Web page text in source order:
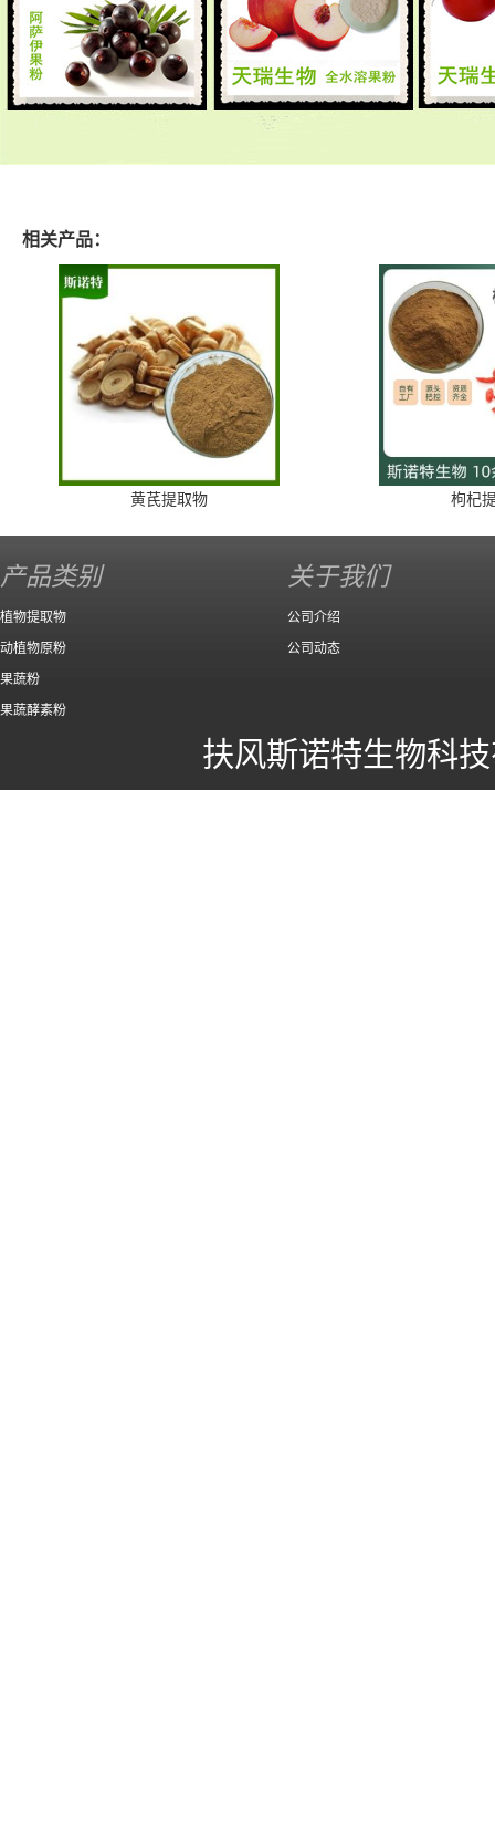
相关产品：
黄芪提取物 枸杞
产品类别
植物提取物
动植物原粉
果蔬粉
果蔬酵素粉
关于我们
公司介绍
公司动态
扶风斯诺特生物科